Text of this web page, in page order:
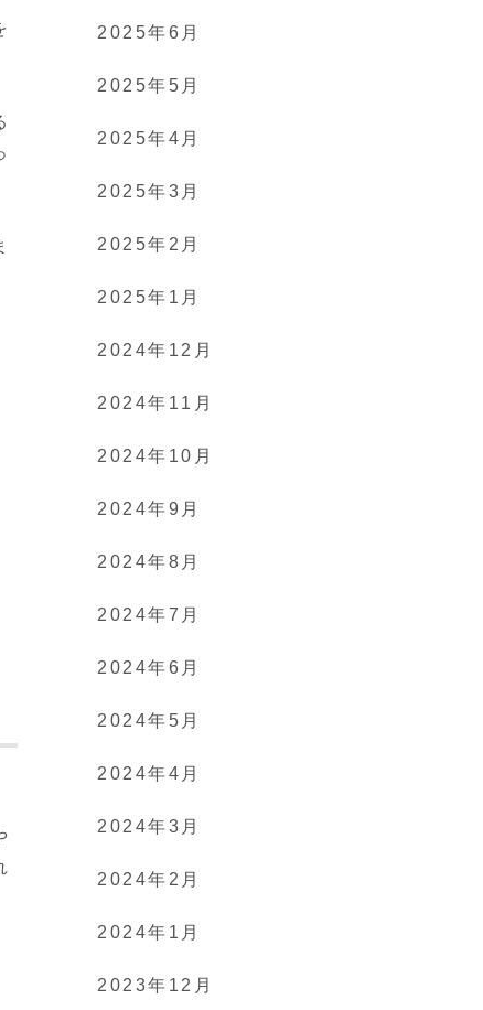
2025年6月
2025年5月
2025年4月
2025年3月
2025年2月
2025年1月
2024年12月
2024年11月
2024年10月
2024年9月
2024年8月
2024年7月
2024年6月
2024年5月
2024年4月
2024年3月
2024年2月
2024年1月
2023年12月